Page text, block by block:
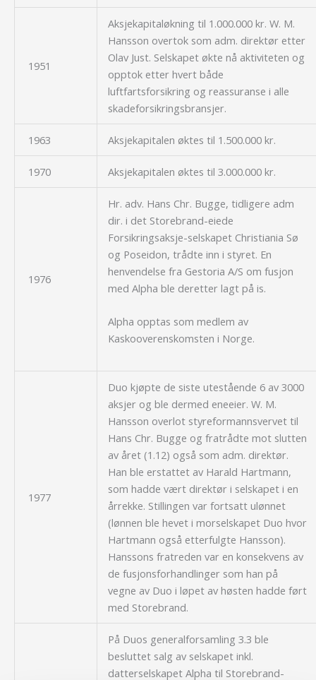
1951
Aksjekapitaløkning til 1.000.000 kr. W. M.
Hansson overtok som adm. direktør etter
Olav Just. Selskapet økte nå aktiviteten og
opptok etter hvert både
luftfartsforsikring og reassuranse i alle
skadeforsikringsbransjer.
1963 Aksjekapitalen øktes til 1.500.000 kr.
1970 Aksjekapitalen øktes til 3.000.000 kr.
1976
Hr. adv. Hans Chr. Bugge, tidligere adm
dir. i det Storebrand-eiede
Forsikringsaksje-selskapet Christiania Sø
og Poseidon, trådte inn i styret. En
henvendelse fra Gestoria A/S om fusjon
med Alpha ble deretter lagt på is.
Alpha opptas som medlem av
Kaskooverenskomsten i Norge.
1977
Duo kjøpte de siste utestående 6 av 3000
aksjer og ble dermed eneeier. W. M.
Hansson overlot styreformannsvervet til
Hans Chr. Bugge og fratrådte mot slutten
av året (1.12) også som adm. direktør.
Han ble erstattet av Harald Hartmann,
som hadde vært direktør i selskapet i en
årrekke. Stillingen var fortsatt ulønnet
(lønnen ble hevet i morselskapet Duo hvor
Hartmann også etterfulgte Hansson).
Hanssons fratreden var en konsekvens av
de fusjonsforhandlinger som han på
vegne av Duo i løpet av høsten hadde ført
med Storebrand.
På Duos generalforsamling 3.3 ble
besluttet salg av selskapet inkl.
datterselskapet Alpha til Storebrand-